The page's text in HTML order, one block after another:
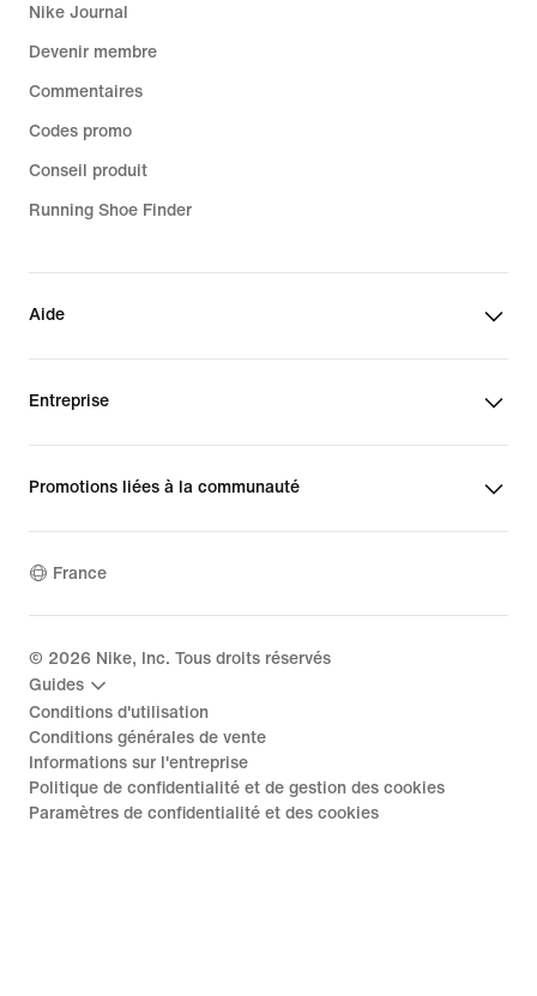
Nike Journal
Devenir membre
Commentaires
Codes promo
Conseil produit
Running Shoe Finder
Aide
Entreprise
Promotions liées à la communauté
France
© 2026 Nike, Inc. Tous droits réservés
Guides
Conditions d'utilisation
Conditions générales de vente
Informations sur l'entreprise
Politique de confidentialité et de gestion des cookies
Paramètres de confidentialité et des cookies